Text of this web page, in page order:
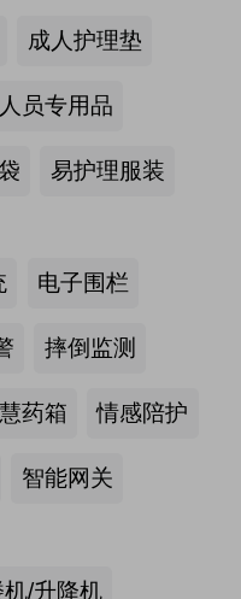
成人护理垫
员专用品
易护理服装
电子围栏
摔倒监测
药箱 情感陪护
智能网关
机/升降机
议程首发，早鸟通道同
2026-07-23
万个
健康专项关爱活动